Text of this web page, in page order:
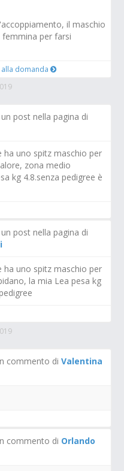
il maschio
femmina per farsi
domanda
post nella pagina di
ha uno spitz maschio per
zona medio
kg 4.8.senza pedigree è
post nella pagina di
ha uno spitz maschio per
la mia Lea pesa kg
commento di Valentina
commento di Orlando